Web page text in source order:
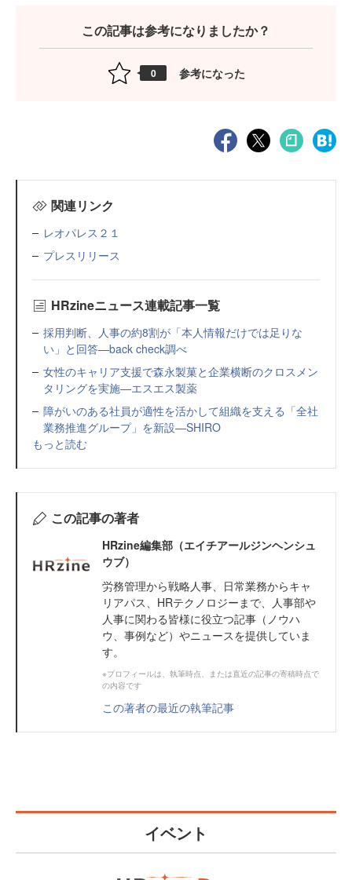
この記事は参考になりましたか？
0 参考になった
関連リンク
レオパレス２１
プレスリリース
HRzineニュース連載記事一覧
採用判断、人事の約8割が「本人情報だけでは足りな
い」と回答—back check調べ
女性のキャリア支援で森永製菓と企業横断のクロスメン
タリングを実施—エスエス製薬
障がいのある社員が適性を活かして組織を支える「全社
業務推進グループ」を新設—SHIRO
もっと読む
この記事の著者
HRzine編集部（エイチアールジンヘンシュ
ウブ）
労務管理から戦略人事、日常業務からキャ
リアパス、HRテクノロジーまで、人事部や
人事に関わる皆様に役立つ記事（ノウハ
ウ、事例など）やニュースを提供していま
す。
※プロフィールは、執筆時点、または直近の記事の寄稿時点で
の内容です
この著者の最近の執筆記事
イベント